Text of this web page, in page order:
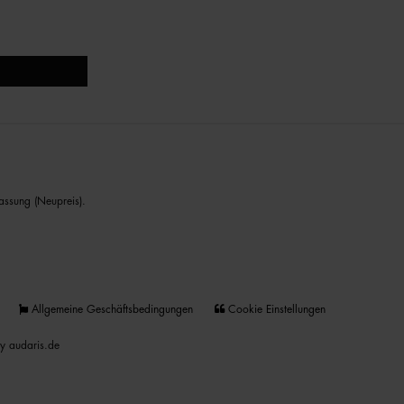
(Neupreis).
Allgemeine Geschäftsbedingungen Cookie Einstellungen
audaris.de